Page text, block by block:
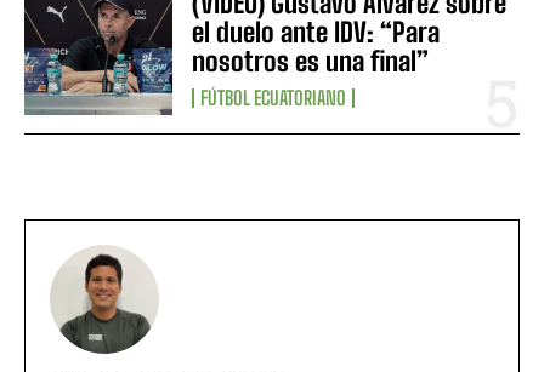
el duelo ante IDV: “Para
nosotros es una final”
FÚTBOL ECUATORIANO